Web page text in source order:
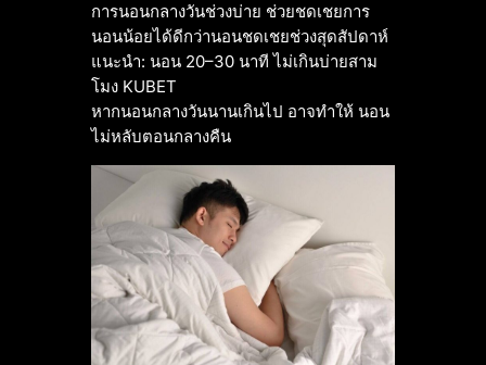
การนอนกลางวันช่วงบ่าย ช่วยชดเชยการ
นอนน้อยได้ดีกว่านอนชดเชยช่วงสุดสัปดาห์
แนะนำ: นอน 20–30 นาที ไม่เกินบ่ายสาม
โมง KUBET
หากนอนกลางวันนานเกินไป อาจทำให้ นอน
ไม่หลับตอนกลางคืน